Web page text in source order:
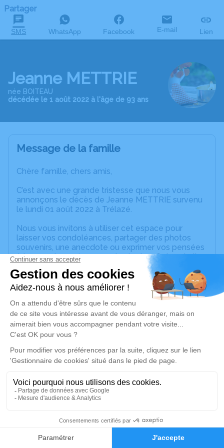
Faire-part Hommages
Partager
SMS WhatsApp Facebook E-mail Lien
Jeanne METTRIE
née BOITEAU
décédée le 1 août 2022 à l'âge de 93 ans
Message de la famille
Chère famille, chers amis,
C’est avec une grande tristesse que nous vous
annonçons le décès de Jeanne METTRIE survenu
le lundi 01 août 2022 à Trélazé.
Nous vous invitons à utiliser cet espace pour
laisser vos condoléances, partager des photos
souvenirs, une anecdote ou exprimer vos pensées
à travers des poèmes ou des textes. Cet endroit
est un lieu d'expression dédié à honorer la
mémoire de Jeanne METTRIE.
Un service de plantation d’arbre hommage est
disponible ici.
Cérémonie religieuse
lundi 08 août 2022 à 10h30
Église Saint Maurice de Sorges
Place de l'église
Je rends hommage